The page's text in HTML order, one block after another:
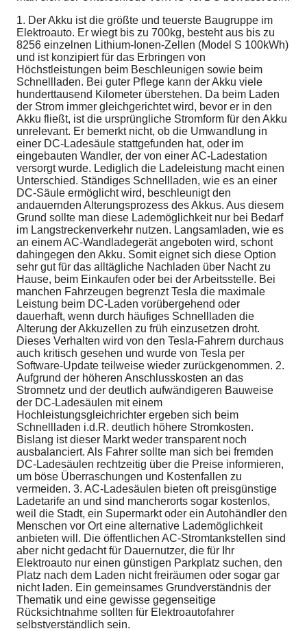
1. Der Akku ist die größte und teuerste Baugruppe im
Elektroauto. Er wiegt bis zu 700kg, besteht aus bis zu
8256 einzelnen Lithium-Ionen-Zellen (Model S 100kWh)
und ist konzipiert für das Erbringen von
Höchstleistungen beim Beschleunigen sowie beim
Schnellladen. Bei guter Pflege kann der Akku viele
hunderttausend Kilometer überstehen. Da beim Laden
der Strom immer gleichgerichtet wird, bevor er in den
Akku fließt, ist die ursprüngliche Stromform für den Akku
unrelevant. Er bemerkt nicht, ob die Umwandlung in
einer DC-Ladesäule stattgefunden hat, oder im
eingebauten Wandler, der von einer AC-Ladestation
versorgt wurde. Lediglich die Ladeleistung macht einen
Unterschied. Ständiges Schnellladen, wie es an einer
DC-Säule ermöglicht wird, beschleunigt den
andauernden Alterungsprozess des Akkus. Aus diesem
Grund sollte man diese Lademöglichkeit nur bei Bedarf
im Langstreckenverkehr nutzen. Langsamladen, wie es
an einem AC-Wandladegerät angeboten wird, schont
dahingegen den Akku. Somit eignet sich diese Option
sehr gut für das alltägliche Nachladen über Nacht zu
Hause, beim Einkaufen oder bei der Arbeitsstelle. Bei
manchen Fahrzeugen begrenzt Tesla die maximale
Leistung beim DC-Laden vorübergehend oder
dauerhaft, wenn durch häufiges Schnellladen die
Alterung der Akkuzellen zu früh einzusetzen droht.
Dieses Verhalten wird von den Tesla-Fahrern durchaus
auch kritisch gesehen und wurde von Tesla per
Software-Update teilweise wieder zurückgenommen. 2.
Aufgrund der höheren Anschlusskosten an das
Stromnetz und der deutlich aufwändigeren Bauweise
der DC-Ladesäulen mit einem
Hochleistungsgleichrichter ergeben sich beim
Schnellladen i.d.R. deutlich höhere Stromkosten.
Bislang ist dieser Markt weder transparent noch
ausbalanciert. Als Fahrer sollte man sich bei fremden
DC-Ladesäulen rechtzeitig über die Preise informieren,
um böse Überraschungen und Kostenfallen zu
vermeiden. 3. AC-Ladesäulen bieten oft preisgünstige
Ladetarife an und sind mancherorts sogar kostenlos,
weil die Stadt, ein Supermarkt oder ein Autohändler den
Menschen vor Ort eine alternative Lademöglichkeit
anbieten will. Die öffentlichen AC-Stromtankstellen sind
aber nicht gedacht für Dauernutzer, die für Ihr
Elektroauto nur einen günstigen Parkplatz suchen, den
Platz nach dem Laden nicht freiräumen oder sogar gar
nicht laden. Ein gemeinsames Grundverständnis der
Thematik und eine gewisse gegenseitige
Rücksichtnahme sollten für Elektroautofahrer
selbstverständlich sein.